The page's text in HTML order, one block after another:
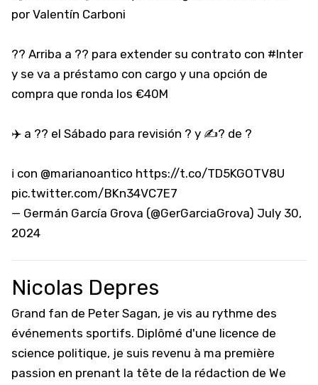
por Valentín Carboni
?? Arriba a ?? para extender su contrato con #Inter
y se va a préstamo con cargo y una opción de
compra que ronda los €40M
✈️ a ?? el Sábado para revisión ? y ✍? de ?
ℹ️ con @marianoantico https://t.co/TD5KGOTV8U
pic.twitter.com/BKn34VC7E7
— Germán García Grova (@GerGarciaGrova) July 30,
2024
Nicolas Depres
Grand fan de Peter Sagan, je vis au rythme des
événements sportifs. Diplômé d'une licence de
science politique, je suis revenu à ma première
passion en prenant la tête de la rédaction de We